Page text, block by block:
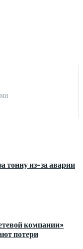
тонну из-за аварии
компании»
потери